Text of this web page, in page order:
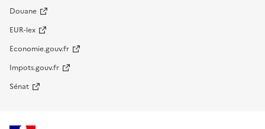
Douane
EUR-lex
Economie.gouv.fr
Impots.gouv.fr
Sénat